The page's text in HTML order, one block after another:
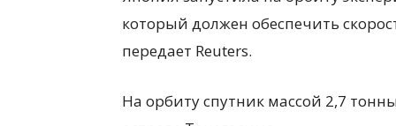
который должен обеспечить
передает Reuters.
На орбиту спутник массой 2,7